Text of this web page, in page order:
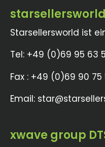
Starsellersworld ist
Tel: +49 (0)69 95 63
Fax : +49 (0)69 90 75
Email:
xwave group